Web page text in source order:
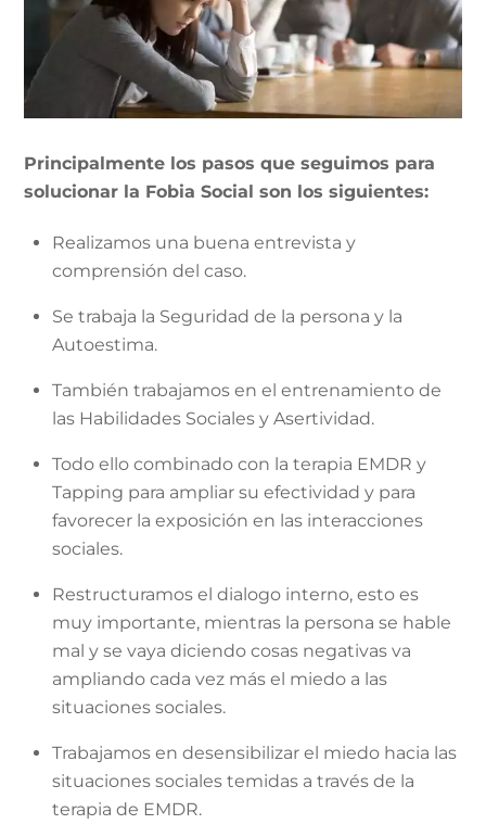
Principalmente los pasos que seguimos para
solucionar la Fobia Social son los siguientes:
Realizamos una buena entrevista y
comprensión del caso.
Se trabaja la Seguridad de la persona y la
Autoestima.
También trabajamos en el entrenamiento de
las Habilidades Sociales y Asertividad.
Todo ello combinado con la terapia EMDR y
Tapping para ampliar su efectividad y para
favorecer la exposición en las interacciones
sociales.
Restructuramos el dialogo interno, esto es
muy importante, mientras la persona se hable
mal y se vaya diciendo cosas negativas va
ampliando cada vez más el miedo a las
situaciones sociales.
Trabajamos en desensibilizar el miedo hacia las
situaciones sociales temidas a través de la
terapia de EMDR.